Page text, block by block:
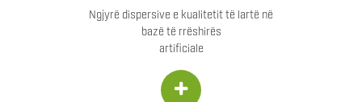
Ngjyrë dispersive e kualitetit të lartë në
bazë të rrëshirës
artificiale
+